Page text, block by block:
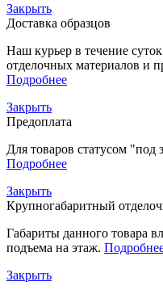
Закрыть
Доставка образцов
Наш курьер в течение
отделочных материалов и
Подробнее
Закрыть
Предоплата
Для товаров статусом "под
Подробнее
Закрыть
Крупногабаритный
Габариты данного товара
подъема на этаж.
Закрыть